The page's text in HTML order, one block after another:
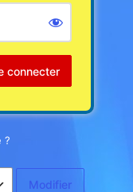
?